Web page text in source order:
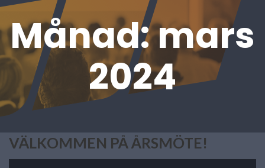
Månad:mars
2024
VÄLKOMMEN PÅ ÅRSMÖTE!